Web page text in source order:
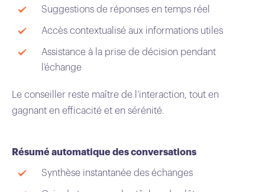
Suggestions de réponses en temps réel
Accès contextualisé aux informations utiles
Assistance à la prise de décision pendant
l’échange
Le conseiller reste maître de l’interaction, tout en
gagnant en efficacité et en sérénité.
Résumé automatique des conversations
Synthèse instantanée des échanges